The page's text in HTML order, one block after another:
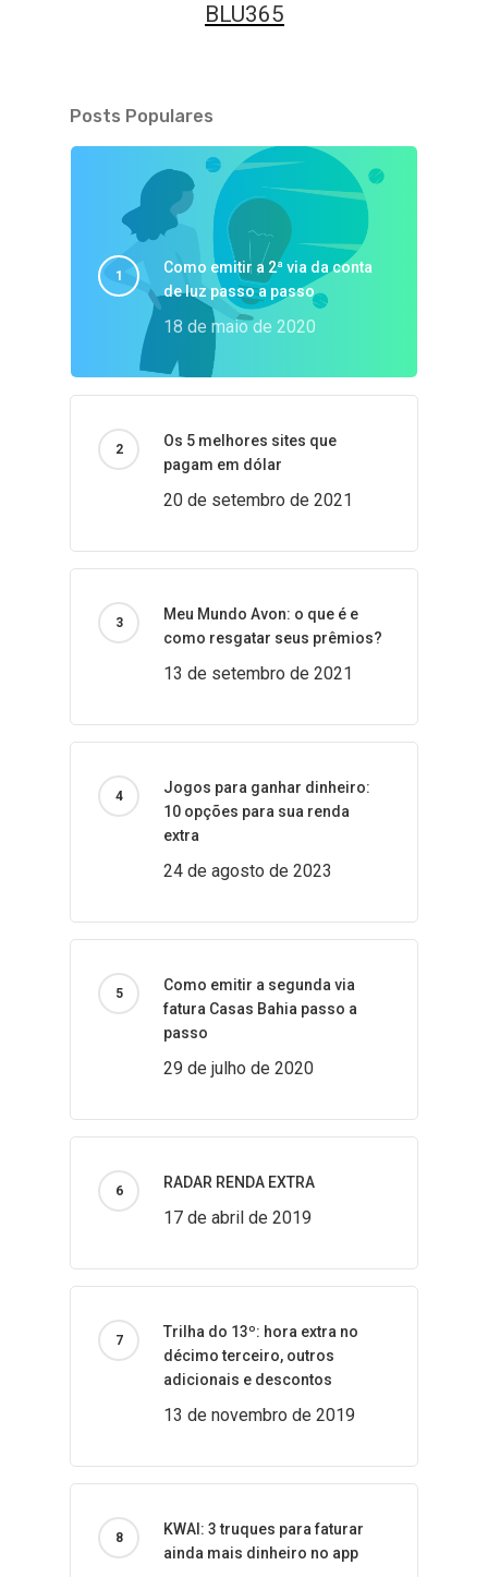
BLU365
Posts Populares
Como emitir a 2ª via da conta
de luz passo a passo
18 de maio de 2020
Os 5 melhores sites que
pagam em dólar
20 de setembro de 2021
Meu Mundo Avon: o que é e
como resgatar seus prêmios?
13 de setembro de 2021
Jogos para ganhar dinheiro:
10 opções para sua renda
extra
24 de agosto de 2023
Como emitir a segunda via
fatura Casas Bahia passo a
passo
29 de julho de 2020
RADAR RENDA EXTRA
17 de abril de 2019
Trilha do 13º: hora extra no
décimo terceiro, outros
adicionais e descontos
13 de novembro de 2019
KWAI: 3 truques para faturar
ainda mais dinheiro no app